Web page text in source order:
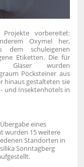
vorbereitet:
Oxymel her,
schuleigenen
Etiketten. Die für
Gläser wurden
Pöcksteiner aus
hinaus gestalteten sie
und Insektenhotels in
eines
wurden 15 weitere
Standorten in
Sonntagberg